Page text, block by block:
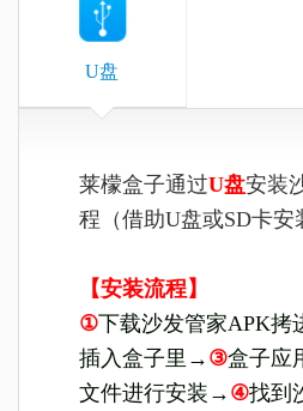
U盘
莱檬盒子通过U盘安装
程（借助U盘或SD卡安
【安装流程】
①下载沙发管家APK拷
插入盒子里→ ③盒子应
文件进行安装→ ④找到